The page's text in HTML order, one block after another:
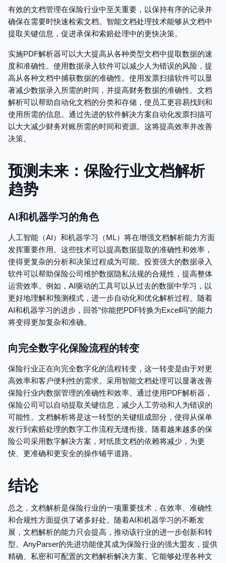
有效的文档管理在保险行业中至关重要，以保持有序的记录并
确保在需要时快速检索文档。智能文档处理技术能够从文档中
提取关键信息，促进承保和索赔处理中的更快决策。
实施PDF解析器可以大大提高从各种类型文档中提取数据的速
度和准确性。使用数据录入软件可以减少人为错误的风险，提
高从各种文档中捕获数据的准确性。使用发票扫描软件可以显
著减少数据录入所需的时间，并提高财务数据的准确性。文档
解析可以帮助自动化文档的分类和存储，使员工更容易找到和
使用所需的信息。通过先进的软件解决方案自动化发票扫描可
以大大减少财务对账所需的时间和资源。这将提高效率并改善
决策。
预测未来：保险行业文档解析
趋势
AI和机器学习的角色
人工智能（AI）和机器学习（ML）将在增强文档解析能力方面
发挥重要作用。这些技术可以提高数据提取的准确性和效率，
使得更复杂的分析和决策过程成为可能。投资强大的数据录入
软件可以帮助保险公司维护数据隐私法规的合规性，提高整体
运营效率。例如，AI驱动的工具可以从过去的数据中学习，以
更好地理解和预测模式，进一步自动化和优化解析过程。随着
AI和机器学习的进步，回答“你能把PDF转换为Excel吗”的能力
将变得更加复杂和准确。
向完全数字化保险流程的转变
保险行业正在向完全数字化的流程转变，这一转变是由于对更
高效率和客户便利性的需求。采用智能文档处理可以显著改善
保险行业内数据管理的准确性和效率。通过使用PDF解析器，
保险公司可以自动提取关键信息，减少人工劳动和人为错误的
可能性。文档解析将是这一转型的关键组成部分，使得从保单
发行到索赔处理的数字工作流程无缝衔接。随着越来越多的保
险公司采用数字解决方案，对纸质文档的依赖将减少，为更
快、更准确和更安全的操作铺平道路。
结论
总之，文档解析是保险行业的一项重要技术，在效率、准确性
和合规性方面提供了诸多好处。随着AI和机器学习的不断发
展，文档解析的能力只会提高，推动该行业的进一步创新和转
型。AnyParser的先进功能使其成为保险行业的强大盟友，提供
精确、私密和可配置的文档解析解决方案。它能够处理各种文